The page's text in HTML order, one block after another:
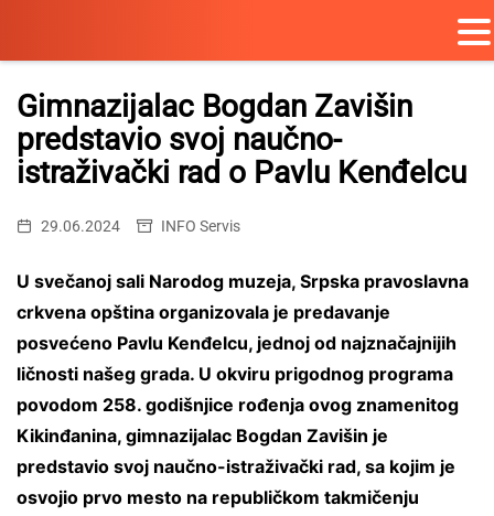
Skip
content
Gimnazijalac Bogdan Zavišin
predstavio svoj naučno-
istraživački rad o Pavlu Kenđelcu
29.06.2024 INFO Servis
U svečanoj sali Narodog muzeja, Srpska pravoslavna
crkvena opština organizovala je predavanje
posvećeno Pavlu Kenđelcu, jednoj od najznačajnijih
ličnosti našeg grada. U okviru prigodnog programa
povodom 258. godišnjice rođenja ovog znamenitog
Kikinđanina, gimnazijalac Bogdan Zavišin je
predstavio svoj naučno-istraživački rad, sa kojim je
osvojio prvo mesto na republičkom takmičenju